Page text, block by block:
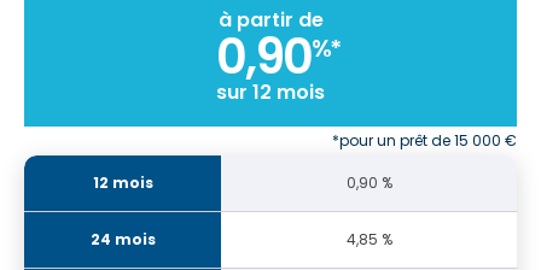
à partir de
0,90%*
sur 12 mois
*pour un prêt de 15 000 €
0,90 %
4,85 %